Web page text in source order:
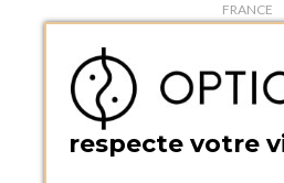
FRANCE
BOUTIQUE OPTIONS
5 quai de la
FRANCE
respecte votre